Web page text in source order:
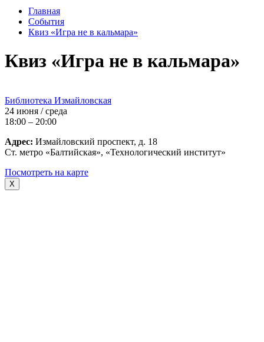
Главная
События
Квиз «Игра не в кальмара»
Квиз «Игра не в кальмара»
Библиотека Измайловская
24 июня / среда
18:00 – 20:00
Адрес: Измайловский проспект, д. 18
Ст. метро «Балтийская», «Технологический институт»
Посмотреть на карте
X